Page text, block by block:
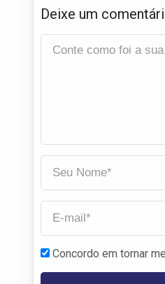
Deixe um
Concordo em tornar